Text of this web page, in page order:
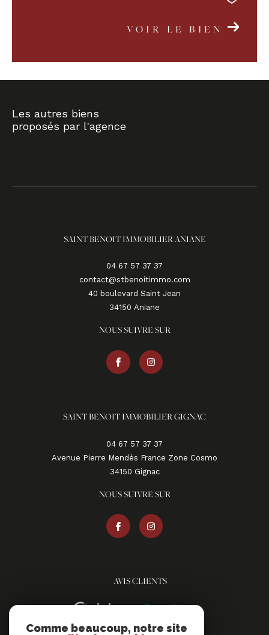
VOIR LE BIEN
Les autres biens
proposés par l'agence
SAINT BENOIT IMMOBILIER ANIANE
04 67 57 37 37
contact@stbenoitimmo.com
40 boulevard Saint Jean
34150
aniane
NOUS SUIVRE SUR
SAINT BENOIT IMMOBILIER GIGNAC
04 67 57 37 37
Avenue Pierre Mendès France Zone Cosmo
34150
gignac
NOUS SUIVRE SUR
AVIS CLIENTS
Comme beaucoup, notre site